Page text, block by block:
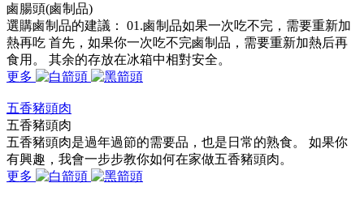
鹵腸頭(鹵制品)
選購鹵制品的建議： 01.鹵制品如果一次吃不完，需要重新加
熱再吃 首先，如果你一次吃不完鹵制品，需要重新加熱后再
食用。 其余的存放在冰箱中相對安全。
更多
五香豬頭肉
五香豬頭肉
五香豬頭肉是過年過節的需要品，也是日常的熟食。 如果你
有興趣，我會一步步教你如何在家做五香豬頭肉。
更多